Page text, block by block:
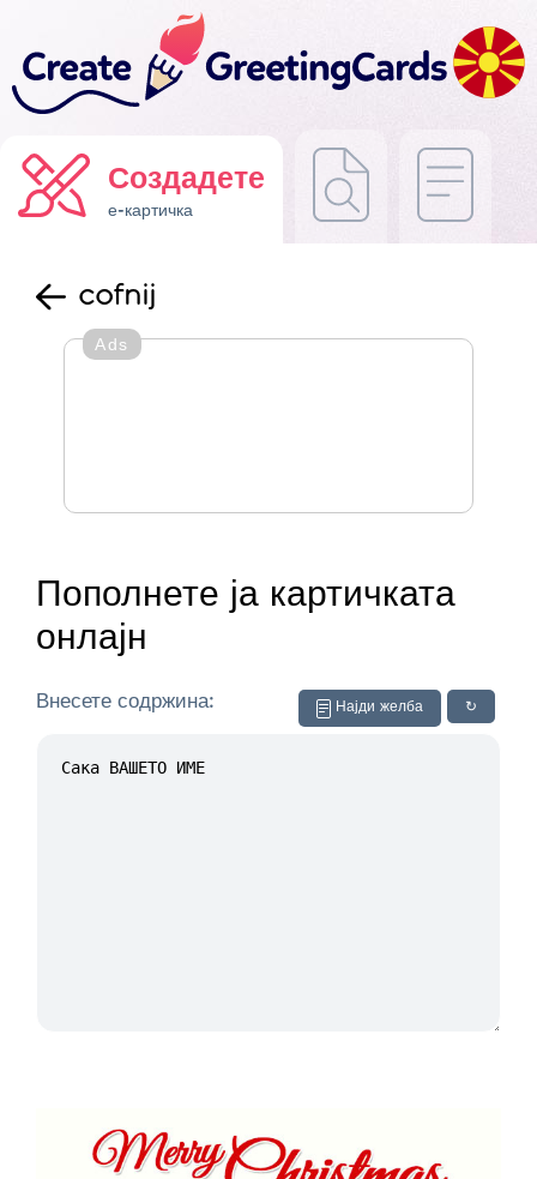
Создадете
е-картичка
cofnij
Ads
Пополнете ја картичката
онлајн
↻
Најди желба
Внесете содржина: